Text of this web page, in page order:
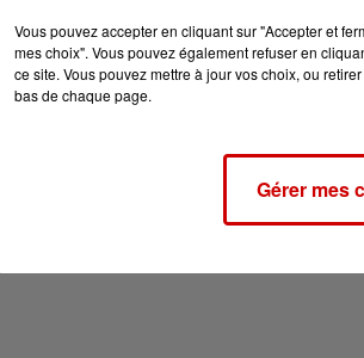
Danses et Cie
0681329001
Vous pouvez accepter en cliquant sur "Accepter et
mes choix". Vous pouvez également refuser en
ce site. Vous pouvez mettre à jour vos choix, ou
bas de chaque page.
Gérer mes